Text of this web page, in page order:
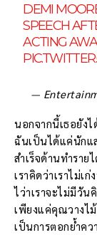
DEMI
SPEECH
ACTING
—
นอกจากนี้เธอยัง
ฉันเป็นได้แค่นักแ
สำเร็จด้านทำราย
เราคิดว่าเราไม่เ
ไว่าเราจะไม่มีวั
เพียงแค่คุณวางไ
เป็นการตอกย้ำคว